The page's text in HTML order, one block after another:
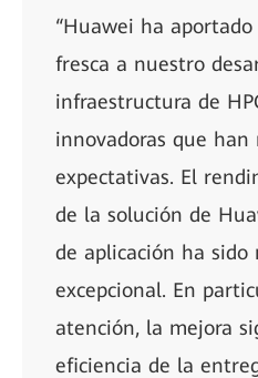
“Huawei ha
fresca a nuestro
infraestructura de
innovadoras que han
expectativas. El
de la solución de
de aplicación ha sido
excepcional. En
atención, la mejora
eficiencia de la